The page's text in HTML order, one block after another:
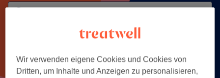
Wir verwenden eigene Cookies und Cookies von
Dritten, um Inhalte und Anzeigen zu personalisieren,